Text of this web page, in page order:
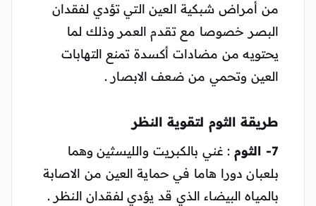
من أمراض شبكية العين التي تؤدي لفقدان
البصر خصوصا مع تقدم العمر وذلك لما
يحتويه من مضادات أكسدة تمنع التهابات
العين وتحمي من ضعف الابصار .
طريقة الثوم لتقوية النظر
7- الثوم
: غني بالكبريت والليسثين وهما
بلعبان دورا هاما في حماية العين من الاصابة
بالمياه البيضاء الذي قد يؤدي لفقدان النظر .